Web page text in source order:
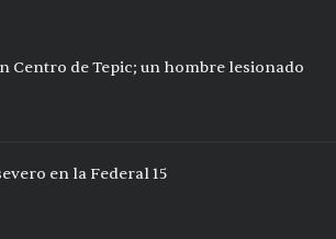
Centro de Tepic; un hombre lesionado
en la Federal 15